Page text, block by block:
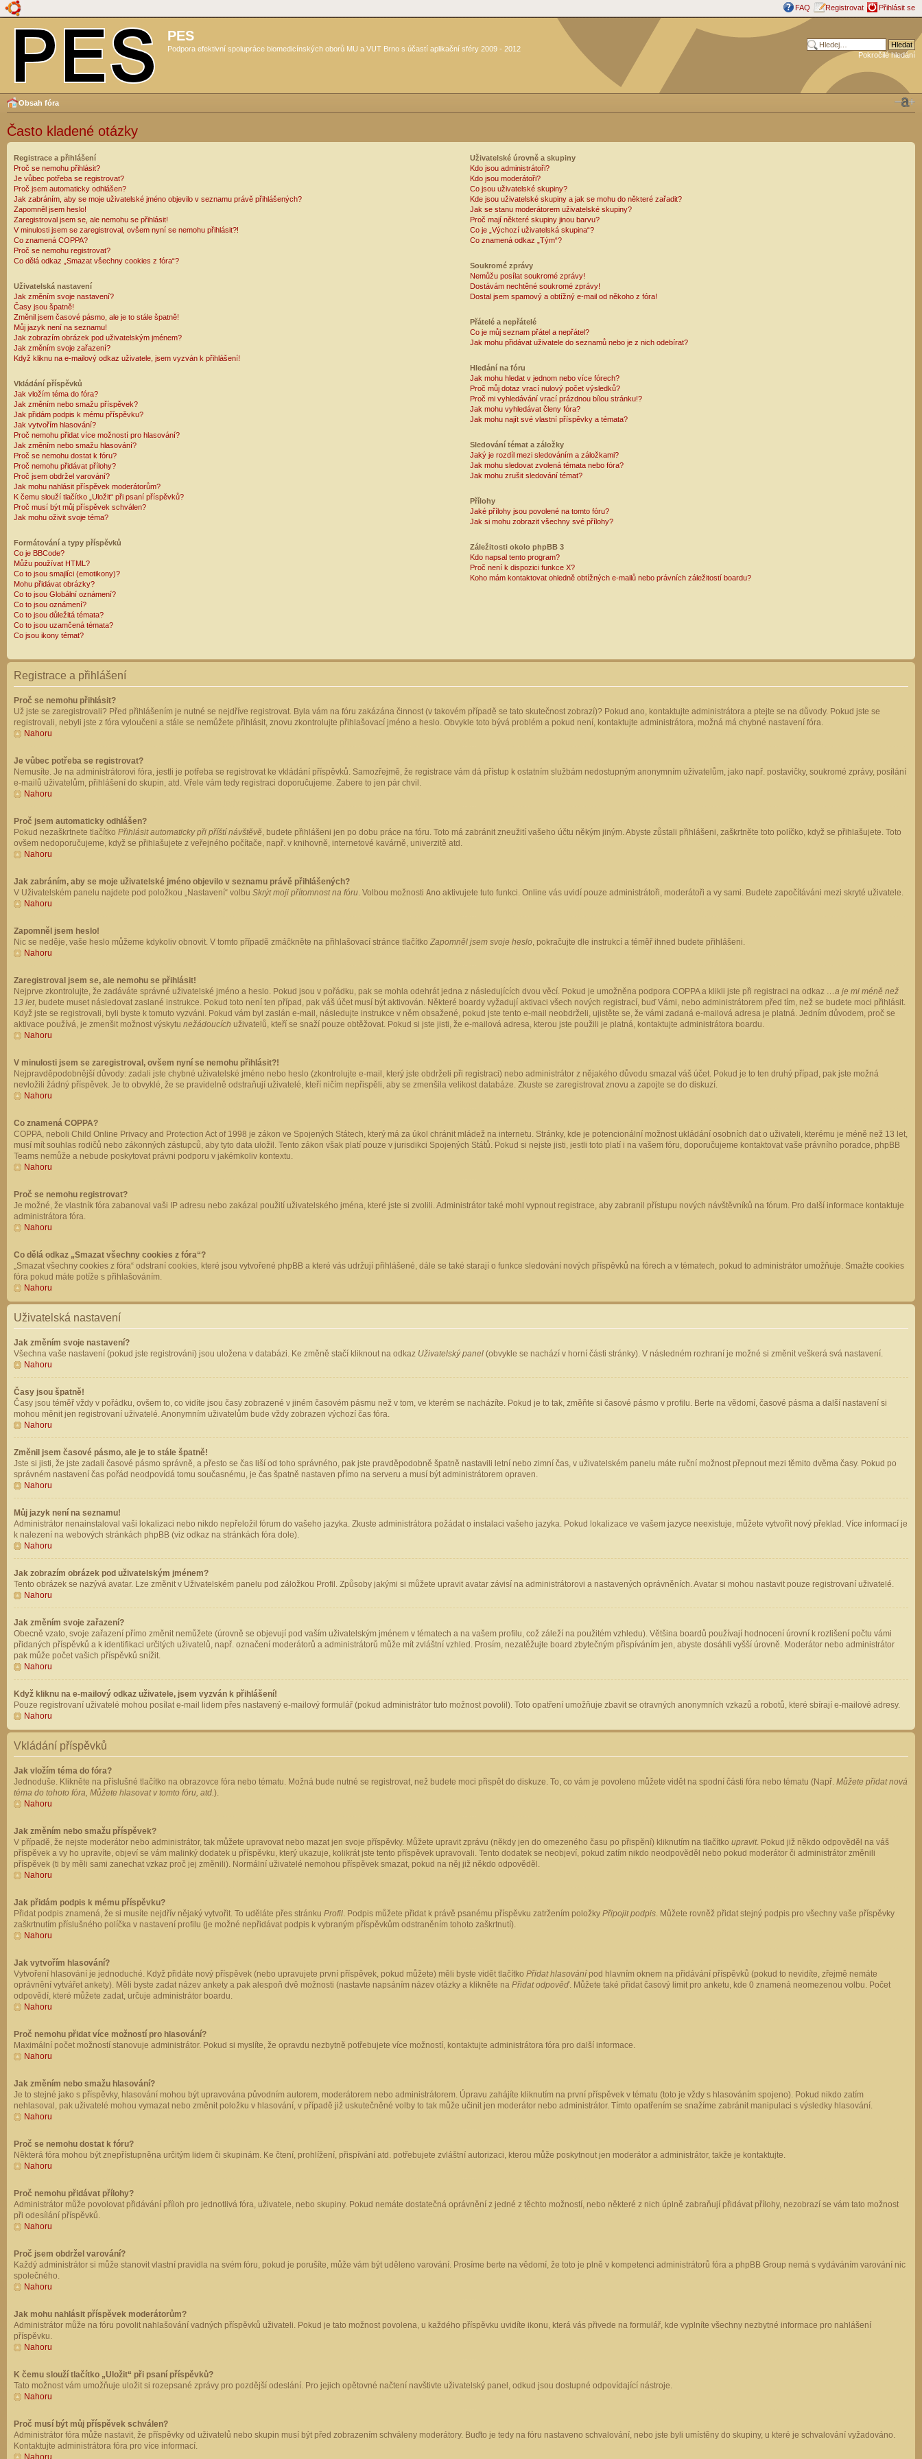
FAQ Registrovat Přihlásit se
PES
Podpora efektivní spolupráce biomedicínských oborů MU a VUT Brno s účastí aplikační sféry 2009 - 2012
Pokročilé hledání
Obsah fóra
Často kladené otázky
Registrace a přihlášení
Proč se nemohu přihlásit?
Je vůbec potřeba se registrovat?
Proč jsem automaticky odhlášen?
Jak zabráním, aby se moje uživatelské jméno objevilo v seznamu právě přihlášených?
Zapomněl jsem heslo!
Zaregistroval jsem se, ale nemohu se přihlásit!
V minulosti jsem se zaregistroval, ovšem nyní se nemohu přihlásit?!
Co znamená COPPA?
Proč se nemohu registrovat?
Co dělá odkaz „Smazat všechny cookies z fóra“?
Uživatelská nastavení
Jak změním svoje nastavení?
Časy jsou špatně!
Změnil jsem časové pásmo, ale je to stále špatně!
Můj jazyk není na seznamu!
Jak zobrazím obrázek pod uživatelským jménem?
Jak změním svoje zařazení?
Když kliknu na e-mailový odkaz uživatele, jsem vyzván k přihlášení!
Vkládání příspěvků
Jak vložím téma do fóra?
Jak změním nebo smažu příspěvek?
Jak přidám podpis k mému příspěvku?
Jak vytvořím hlasování?
Proč nemohu přidat více možností pro hlasování?
Jak změním nebo smažu hlasování?
Proč se nemohu dostat k fóru?
Proč nemohu přidávat přílohy?
Proč jsem obdržel varování?
Jak mohu nahlásit příspěvek moderátorům?
K čemu slouží tlačítko „Uložit“ při psaní příspěvků?
Proč musí být můj příspěvek schválen?
Jak mohu oživit svoje téma?
Formátování a typy příspěvků
Co je BBCode?
Můžu používat HTML?
Co to jsou smajlíci (emotikony)?
Mohu přidávat obrázky?
Co to jsou Globální oznámení?
Co to jsou oznámení?
Co to jsou důležitá témata?
Co to jsou uzamčená témata?
Co jsou ikony témat?
Uživatelské úrovně a skupiny
Kdo jsou administrátoři?
Kdo jsou moderátoři?
Co jsou uživatelské skupiny?
Kde jsou uživatelské skupiny a jak se mohu do některé zařadit?
Jak se stanu moderátorem uživatelské skupiny?
Proč mají některé skupiny jinou barvu?
Co je „Výchozí uživatelská skupina“?
Co znamená odkaz „Tým“?
Soukromé zprávy
Nemůžu posílat soukromé zprávy!
Dostávám nechtěné soukromé zprávy!
Dostal jsem spamový a obtížný e-mail od někoho z fóra!
Přátelé a nepřátelé
Co je můj seznam přátel a nepřátel?
Jak mohu přidávat uživatele do seznamů nebo je z nich odebírat?
Hledání na fóru
Jak mohu hledat v jednom nebo více fórech?
Proč můj dotaz vrací nulový počet výsledků?
Proč mi vyhledávání vrací prázdnou bílou stránku!?
Jak mohu vyhledávat členy fóra?
Jak mohu najít své vlastní příspěvky a témata?
Sledování témat a záložky
Jaký je rozdíl mezi sledováním a záložkami?
Jak mohu sledovat zvolená témata nebo fóra?
Jak mohu zrušit sledování témat?
Přílohy
Jaké přílohy jsou povolené na tomto fóru?
Jak si mohu zobrazit všechny své přílohy?
Záležitosti okolo phpBB 3
Kdo napsal tento program?
Proč není k dispozici funkce X?
Koho mám kontaktovat ohledně obtížných e-mailů nebo právních záležitostí boardu?
Registrace a přihlášení
Proč se nemohu přihlásit?
Už jste se zaregistrovali? Před přihlášením je nutné se nejdříve registrovat. Byla vám na fóru zakázána činnost (v takovém případě se tato skutečnost zobrazí)? Pokud ano, kontaktujte administrátora a ptejte se na důvody. Pokud jste se
registrovali, nebyli jste z fóra vyloučeni a stále se nemůžete přihlásit, znovu zkontrolujte přihlašovací jméno a heslo. Obvykle toto bývá problém a pokud není, kontaktujte administrátora, možná má chybné nastavení fóra.
Nahoru
Je vůbec potřeba se registrovat?
Nemusíte. Je na administrátorovi fóra, jestli je potřeba se registrovat ke vkládání příspěvků. Samozřejmě, že registrace vám dá přístup k ostatním službám nedostupným anonymním uživatelům, jako např. postavičky, soukromé zprávy, posílání
e-mailů uživatelům, přihlášení do skupin, atd. Vřele vám tedy registraci doporučujeme. Zabere to jen pár chvil.
Nahoru
Proč jsem automaticky odhlášen?
Pokud nezaškrtnete tlačítko Přihlásit automaticky při příští návštěvě, budete přihlášeni jen po dobu práce na fóru. Toto má zabránit zneužití vašeho účtu někým jiným. Abyste zůstali přihlášeni, zaškrtněte toto políčko, když se přihlašujete. Toto
ovšem nedoporučujeme, když se přihlašujete z veřejného počítače, např. v knihovně, internetové kavárně, univerzitě atd.
Nahoru
Jak zabráním, aby se moje uživatelské jméno objevilo v seznamu právě přihlášených?
V Uživatelském panelu najdete pod položkou „Nastavení“ volbu Skrýt moji přítomnost na fóru. Volbou možnosti Ano aktivujete tuto funkci. Online vás uvidí pouze administrátoři, moderátoři a vy sami. Budete započítáváni mezi skryté uživatele.
Nahoru
Zapomněl jsem heslo!
Nic se neděje, vaše heslo můžeme kdykoliv obnovit. V tomto případě zmáčkněte na přihlašovací stránce tlačítko Zapomněl jsem svoje heslo, pokračujte dle instrukcí a téměř ihned budete přihlášeni.
Nahoru
Zaregistroval jsem se, ale nemohu se přihlásit!
Nejprve zkontrolujte, že zadáváte správné uživatelské jméno a heslo. Pokud jsou v pořádku, pak se mohla odehrát jedna z následujících dvou věcí. Pokud je umožněna podpora COPPA a klikli jste při registraci na odkaz …a je mi méně než
13 let, budete muset následovat zaslané instrukce. Pokud toto není ten případ, pak váš účet musí být aktivován. Některé boardy vyžadují aktivaci všech nových registrací, buď Vámi, nebo administrátorem před tím, než se budete moci přihlásit.
Když jste se registrovali, byli byste k tomuto vyzváni. Pokud vám byl zaslán e-mail, následujte instrukce v něm obsažené, pokud jste tento e-mail neobdrželi, ujistěte se, že vámi zadaná e-mailová adresa je platná. Jedním důvodem, proč se
aktivace používá, je zmenšit možnost výskytu nežádoucích uživatelů, kteří se snaží pouze obtěžovat. Pokud si jste jisti, že e-mailová adresa, kterou jste použili je platná, kontaktujte administrátora boardu.
Nahoru
V minulosti jsem se zaregistroval, ovšem nyní se nemohu přihlásit?!
Nejpravděpodobnější důvody: zadali jste chybné uživatelské jméno nebo heslo (zkontrolujte e-mail, který jste obdrželi při registraci) nebo administrátor z nějakého důvodu smazal váš účet. Pokud je to ten druhý případ, pak jste možná
nevložili žádný příspěvek. Je to obvyklé, že se pravidelně odstraňují uživatelé, kteří ničím nepřispěli, aby se zmenšila velikost databáze. Zkuste se zaregistrovat znovu a zapojte se do diskuzí.
Nahoru
Co znamená COPPA?
COPPA, neboli Child Online Privacy and Protection Act of 1998 je zákon ve Spojených Státech, který má za úkol chránit mládež na internetu. Stránky, kde je potencionální možnost ukládání osobních dat o uživateli, kterému je méně než 13 let,
musí mít souhlas rodičů nebo zákonných zástupců, aby tyto data uložil. Tento zákon však platí pouze v jurisdikci Spojených Států. Pokud si nejste jisti, jestli toto platí i na vašem fóru, doporučujeme kontaktovat vaše právního poradce, phpBB
Teams nemůže a nebude poskytovat právni podporu v jakémkoliv kontextu.
Nahoru
Proč se nemohu registrovat?
Je možné, že vlastník fóra zabanoval vaši IP adresu nebo zakázal použití uživatelského jména, které jste si zvolili. Administrátor také mohl vypnout registrace, aby zabranil přístupu nových návštěvníků na fórum. Pro další informace kontaktuje
administrátora fóra.
Nahoru
Co dělá odkaz „Smazat všechny cookies z fóra“?
„Smazat všechny cookies z fóra“ odstraní cookies, které jsou vytvořené phpBB a které vás udržují přihlášené, dále se také starají o funkce sledování nových příspěvků na fórech a v tématech, pokud to administrátor umožňuje. Smažte cookies
fóra pokud máte potíže s přihlašováním.
Nahoru
Uživatelská nastavení
Jak změním svoje nastavení?
Všechna vaše nastavení (pokud jste registrováni) jsou uložena v databázi. Ke změně stačí kliknout na odkaz Uživatelský panel (obvykle se nachází v horní části stránky). V následném rozhraní je možné si změnit veškerá svá nastavení.
Nahoru
Časy jsou špatně!
Časy jsou téměř vždy v pořádku, ovšem to, co vidíte jsou časy zobrazené v jiném časovém pásmu než v tom, ve kterém se nacházíte. Pokud je to tak, změňte si časové pásmo v profilu. Berte na vědomí, časové pásma a další nastavení si
mohou měnit jen registrovaní uživatelé. Anonymním uživatelům bude vždy zobrazen výchozí čas fóra.
Nahoru
Změnil jsem časové pásmo, ale je to stále špatně!
Jste si jisti, že jste zadali časové pásmo správně, a přesto se čas liší od toho správného, pak jste pravděpodobně špatně nastavili letní nebo zimní čas, v uživatelském panelu máte ruční možnost přepnout mezi těmito dvěma časy. Pokud po
správném nastavení čas pořád neodpovídá tomu současnému, je čas špatně nastaven přímo na serveru a musí být administrátorem opraven.
Nahoru
Můj jazyk není na seznamu!
Administrátor nenainstaloval vaši lokalizaci nebo nikdo nepřeložil fórum do vašeho jazyka. Zkuste administrátora požádat o instalaci vašeho jazyka. Pokud lokalizace ve vašem jazyce neexistuje, můžete vytvořit nový překlad. Více informací je
k nalezení na webových stránkách phpBB (viz odkaz na stránkách fóra dole).
Nahoru
Jak zobrazím obrázek pod uživatelským jménem?
Tento obrázek se nazývá avatar. Lze změnit v Uživatelském panelu pod záložkou Profil. Způsoby jakými si můžete upravit avatar závisí na administrátorovi a nastavených oprávněních. Avatar si mohou nastavit pouze registrovaní uživatelé.
Nahoru
Jak změním svoje zařazení?
Obecně vzato, svoje zařazení přímo změnit nemůžete (úrovně se objevují pod vaším uživatelským jménem v tématech a na vašem profilu, což záleží na použitém vzhledu). Většina boardů používají hodnocení úrovní k rozlišení počtu vámi
přidaných příspěvků a k identifikaci určitých uživatelů, např. označení moderátorů a administrátorů může mít zvláštní vzhled. Prosím, nezatěžujte board zbytečným přispíváním jen, abyste dosáhli vyšší úrovně. Moderátor nebo administrátor
pak může počet vašich příspěvků snížit.
Nahoru
Když kliknu na e-mailový odkaz uživatele, jsem vyzván k přihlášení!
Pouze registrovaní uživatelé mohou posílat e-mail lidem přes nastavený e-mailový formulář (pokud administrátor tuto možnost povolil). Toto opatření umožňuje zbavit se otravných anonymních vzkazů a robotů, které sbírají e-mailové adresy.
Nahoru
Vkládání příspěvků
Jak vložím téma do fóra?
Jednoduše. Klikněte na příslušné tlačítko na obrazovce fóra nebo tématu. Možná bude nutné se registrovat, než budete moci přispět do diskuze. To, co vám je povoleno můžete vidět na spodní části fóra nebo tématu (Např. Můžete přidat nová
téma do tohoto fóra, Můžete hlasovat v tomto fóru, atd.).
Nahoru
Jak změním nebo smažu příspěvek?
V případě, že nejste moderátor nebo administrátor, tak můžete upravovat nebo mazat jen svoje příspěvky. Můžete upravit zprávu (někdy jen do omezeného času po přispění) kliknutím na tlačítko upravit. Pokud již někdo odpověděl na váš
příspěvek a vy ho upravíte, objeví se vám malinký dodatek u příspěvku, který ukazuje, kolikrát jste tento příspěvek upravovali. Tento dodatek se neobjeví, pokud zatím nikdo neodpověděl nebo pokud moderátor či administrátor změnili
příspěvek (ti by měli sami zanechat vzkaz proč jej změnili). Normální uživatelé nemohou příspěvek smazat, pokud na něj již někdo odpověděl.
Nahoru
Jak přidám podpis k mému příspěvku?
Přidat podpis znamená, že si musíte nejdřív nějaký vytvořit. To uděláte přes stránku Profil. Podpis můžete přidat k právě psanému příspěvku zatržením položky Připojit podpis. Můžete rovněž přidat stejný podpis pro všechny vaše příspěvky
zaškrtnutím příslušného políčka v nastavení profilu (je možné nepřidávat podpis k vybraným příspěvkům odstraněním tohoto zaškrtnutí).
Nahoru
Jak vytvořím hlasování?
Vytvoření hlasování je jednoduché. Když přidáte nový příspěvek (nebo upravujete první příspěvek, pokud můžete) měli byste vidět tlačítko Přidat hlasování pod hlavním oknem na přidávání příspěvků (pokud to nevidíte, zřejmě nemáte
oprávnění vytvářet ankety). Měli byste zadat název ankety a pak alespoň dvě možnosti (nastavte napsáním název otázky a klikněte na Přidat odpověď. Můžete také přidat časový limit pro anketu, kde 0 znamená neomezenou volbu. Počet
odpovědí, které můžete zadat, určuje administrátor boardu.
Nahoru
Proč nemohu přidat více možností pro hlasování?
Maximální počet možností stanovuje administrátor. Pokud si myslíte, že opravdu nezbytně potřebujete více možností, kontaktujte administrátora fóra pro další informace.
Nahoru
Jak změním nebo smažu hlasování?
Je to stejné jako s příspěvky, hlasování mohou být upravována původním autorem, moderátorem nebo administrátorem. Úpravu zahájíte kliknutím na první příspěvek v tématu (toto je vždy s hlasováním spojeno). Pokud nikdo zatím
nehlasoval, pak uživatelé mohou vymazat nebo změnit položku v hlasování, v případě již uskutečněné volby to tak může učinit jen moderátor nebo administrátor. Tímto opatřením se snažíme zabránit manipulaci s výsledky hlasování.
Nahoru
Proč se nemohu dostat k fóru?
Některá fóra mohou být znepřístupněna určitým lidem či skupinám. Ke čtení, prohlížení, přispívání atd. potřebujete zvláštní autorizaci, kterou může poskytnout jen moderátor a administrátor, takže je kontaktujte.
Nahoru
Proč nemohu přidávat přílohy?
Administrátor může povolovat přidávání příloh pro jednotlivá fóra, uživatele, nebo skupiny. Pokud nemáte dostatečná oprávnění z jedné z těchto možností, nebo některé z nich úplně zabraňují přidávat přílohy, nezobrazí se vám tato možnost
při odesílání příspěvků.
Nahoru
Proč jsem obdržel varování?
Každý administrátor si může stanovit vlastní pravidla na svém fóru, pokud je porušíte, může vám být uděleno varování. Prosíme berte na vědomí, že toto je plně v kompetenci administrátorů fóra a phpBB Group nemá s vydáváním varování nic
společného.
Nahoru
Jak mohu nahlásit příspěvek moderátorům?
Administrátor může na fóru povolit nahlašování vadných příspěvků uživateli. Pokud je tato možnost povolena, u každého příspěvku uvidíte ikonu, která vás přivede na formulář, kde vyplníte všechny nezbytné informace pro nahlášení
příspěvku.
Nahoru
K čemu slouží tlačítko „Uložit“ při psaní příspěvků?
Tato možnost vám umožňuje uložit si rozepsané zprávy pro pozdější odeslání. Pro jejich opětovné načtení navštivte uživatelský panel, odkud jsou dostupné odpovídající nástroje.
Nahoru
Proč musí být můj příspěvek schválen?
Administrátor fóra může nastavit, že příspěvky od uživatelů nebo skupin musí být před zobrazením schváleny moderátory. Buďto je tedy na fóru nastaveno schvalování, nebo jste byli umístěny do skupiny, u které je schvalování vyžadováno.
Kontaktujte administrátora fóra pro více informací.
Nahoru